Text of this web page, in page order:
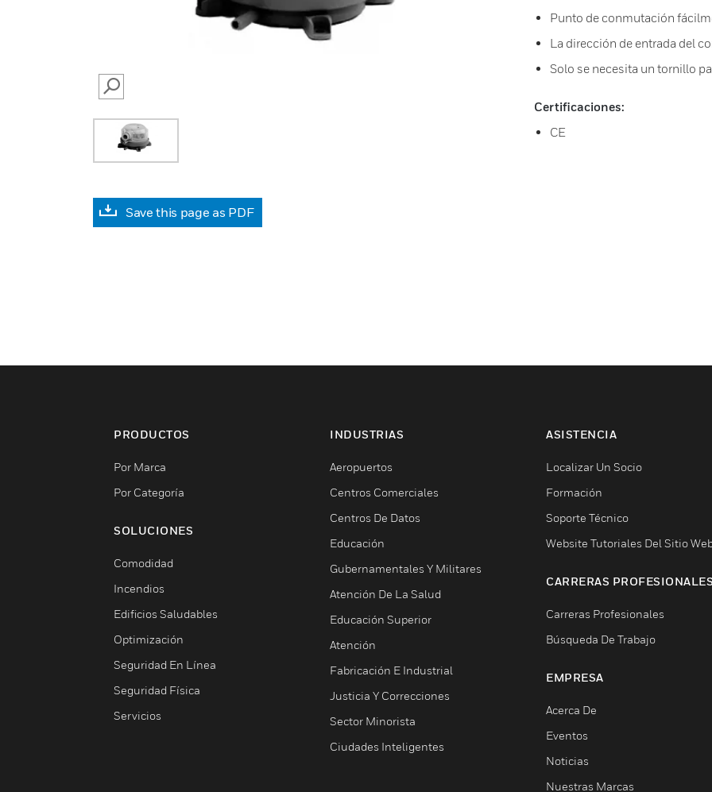
SEARCH
Save this page as PDF
Punto de conmutación
La dirección de entrada del
Solo se necesita un tornillo
Certificaciones:
CE
PRODUCTOS
Por Marca
Por Categoría
SOLUCIONES
Comodidad
Incendios
Edificios Saludables
Optimización
Seguridad En Línea
Seguridad Física
Servicios
INDUSTRIAS
Aeropuertos
Centros Comerciales
Centros De Datos
Educación
Gubernamentales Y Militares
Atención De La Salud
Educación Superior
Atención
Fabricación E Industrial
Justicia Y Correcciones
Sector Minorista
Ciudades Inteligentes
ASISTENCIA
Localizar Un Socio
Formación
Soporte Técnico
Website Tutoriales Del Sitio
CARRERAS PROFESIONALES
Carreras Profesionales
Búsqueda De Trabajo
EMPRESA
Acerca De
Eventos
Noticias
Nuestras Marcas